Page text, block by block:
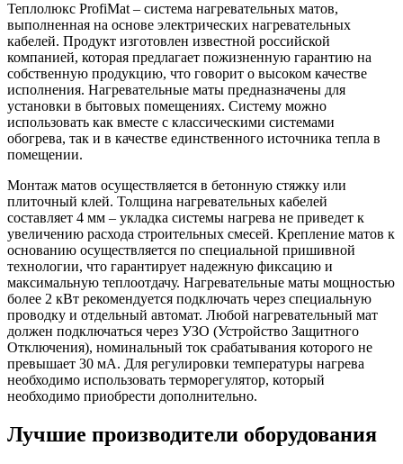
Теплолюкс ProfiMat – система нагревательных матов,
выполненная на основе электрических нагревательных
кабелей. Продукт изготовлен известной российской
компанией, которая предлагает пожизненную гарантию на
собственную продукцию, что говорит о высоком качестве
исполнения. Нагревательные маты предназначены для
установки в бытовых помещениях. Систему можно
использовать как вместе с классическими системами
обогрева, так и в качестве единственного источника тепла в
помещении.
Монтаж матов осуществляется в бетонную стяжку или
плиточный клей. Толщина нагревательных кабелей
составляет 4 мм – укладка системы нагрева не приведет к
увеличению расхода строительных смесей. Крепление матов к
основанию осуществляется по специальной пришивной
технологии, что гарантирует надежную фиксацию и
максимальную теплоотдачу. Нагревательные маты мощностью
более 2 кВт рекомендуется подключать через специальную
проводку и отдельный автомат. Любой нагревательный мат
должен подключаться через УЗО (Устройство Защитного
Отключения), номинальный ток срабатывания которого не
превышает 30 мА. Для регулировки температуры нагрева
необходимо использовать терморегулятор, который
необходимо приобрести дополнительно.
Лучшие производители оборудования